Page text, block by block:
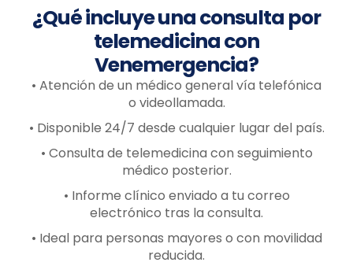
¿Qué incluye una consulta por
telemedicina con
Venemergencia?
• Atención de un médico general vía telefónica
o videollamada.
• Disponible 24/7 desde cualquier lugar del país.
• Consulta de telemedicina con seguimiento
médico posterior.
• Informe clínico enviado a tu correo
electrónico tras la consulta.
• Ideal para personas mayores o con movilidad
reducida.